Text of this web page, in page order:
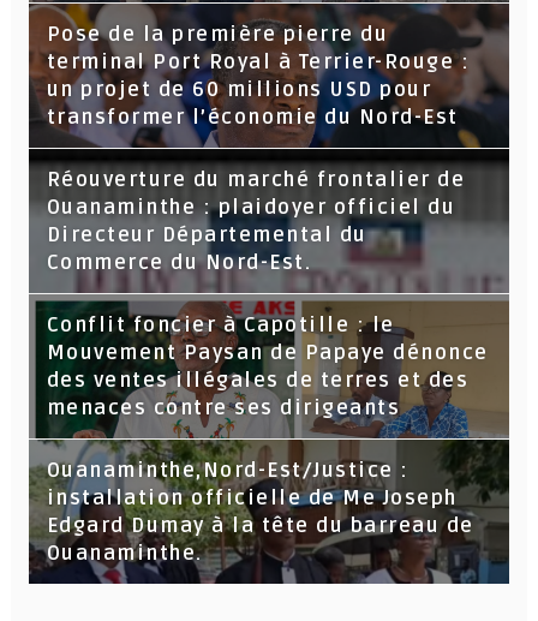
Pose de la première pierre du
terminal Port Royal à Terrier-Rouge :
un projet de 60 millions USD pour
transformer l’économie du Nord-Est
Réouverture du marché frontalier de
Ouanaminthe : plaidoyer officiel du
Directeur Départemental du
Commerce du Nord-Est.
Conflit foncier à Capotille : le
Mouvement Paysan de Papaye dénonce
des ventes illégales de terres et des
menaces contre ses dirigeants
Ouanaminthe,Nord-Est/Justice :
installation officielle de Me Joseph
Edgard Dumay à la tête du barreau de
Ouanaminthe.